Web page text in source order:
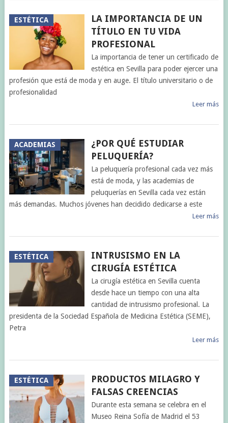
ESTÉTICA
LA IMPORTANCIA DE UN
TÍTULO EN TU VIDA
PROFESIONAL
La importancia de tener un certificado de
estética en Sevilla para poder ejercer una
profesión que está de moda y en auge. El título universitario o de
profesionalidad
Leer más
ACADEMIAS
¿POR QUÉ ESTUDIAR
PELUQUERÍA?
La peluquería profesional cada vez más
está de moda, y las academias de
peluquerías en Sevilla cada vez están
más demandas. Muchos jóvenes han decidido dedicarse a este
Leer más
ESTÉTICA
INTRUSISMO EN LA
CIRUGÍA ESTÉTICA
La cirugía estética en Sevilla cuenta
desde hace un tiempo con una alta
cantidad de intrusismo profesional. La
presidenta de la Sociedad Española de Medicina Estética (SEME),
Petra
Leer más
ESTÉTICA
PRODUCTOS MILAGRO Y
FALSAS CREENCIAS
Durante esta semana se celebra en el
Museo Reina Sofía de Madrid el 53